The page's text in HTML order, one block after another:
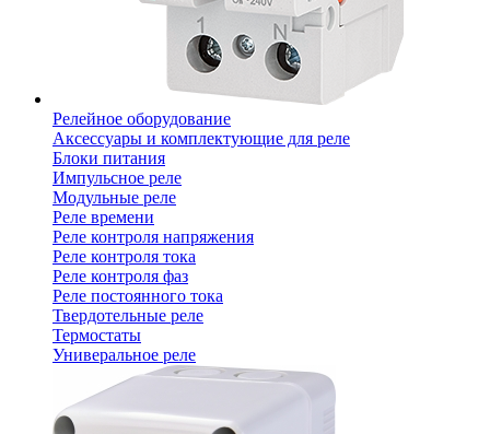
Релейное оборудование
Аксессуары и комплектующие для реле
Блоки питания
Импульсное реле
Модульные реле
Реле времени
Реле контроля напряжения
Реле контроля тока
Реле контроля фаз
Реле постоянного тока
Твердотельные реле
Термостаты
Универальное реле